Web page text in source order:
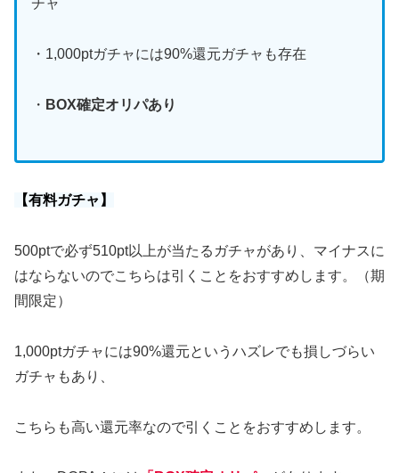
チャ
・1,000ptガチャには90%還元ガチャも存在
・ BOX確定オリパあり
【有料ガチャ】
500ptで必ず510pt以上が当たるガチャがあり、マイナスに
はならないのでこちらは引くことをおすすめします。（期
間限定）
1,000ptガチャには90%還元というハズレでも損しづらい
ガチャもあり、
こちらも高い還元率なので引くことをおすすめします。